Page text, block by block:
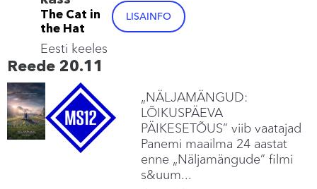
LISAINFO
The Cat in
the Hat
Eesti keeles
Reede 20.11
„NÄLJAMÄNGUD:
LÕIKUSPÄEVA
PÄIKESETÕUS” viib vaatajad
Panemi maailma 24 aastat
enne „Näljamängude” filmi
s&uum...